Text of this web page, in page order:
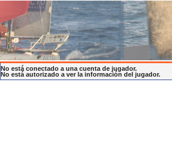
No está conectado a una cuenta de jugador.
No está autorizado a ver la información del jugador.